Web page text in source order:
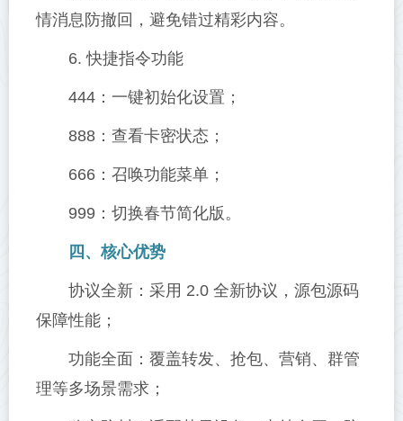
情消息防撤回，避免错过精彩内容。
6. 快捷指令功能
444：一键初始化设置；
888：查看卡密状态；
666：召唤功能菜单；
999：切换春节简化版。
四、核心优势
协议全新：采用 2.0 全新协议，源包源码
保障性能；
功能全面：覆盖转发、抢包、营销、群管
理等多场景需求；